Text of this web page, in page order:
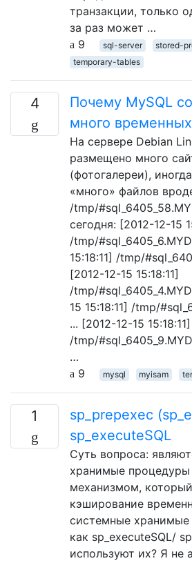
транзакции, только
за раз может …
9
sql-server
stored-
temporary-tables
4
Почему MySQL
много
На сервере Debian
размещено много
(фотогалереи),
«много» файлов
/tmp/
сегодня: [2012-12-15
/tmp/
15:18:11] /tmp/
[2012-12-15 15:18:11]
/tmp/
15 15:18:11] /tmp/
... [2012-12-15 15:18:11]
/tmp/
…
9
mysql myisam
1
sp_prepexec
sp_executeSQL
Суть вопроса:
хранимые
механизмом,
кэширование
системные
как sp_executeSQL/
используют их? Я не